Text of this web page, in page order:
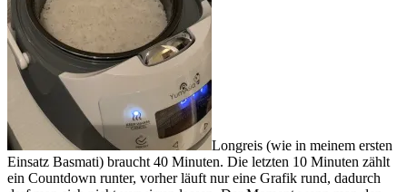
Longreis (wie in meinem ersten
Einsatz Basmati) braucht 40 Minuten. Die letzten 10 Minuten zählt
ein Countdown runter, vorher läuft nur eine Grafik rund, dadurch